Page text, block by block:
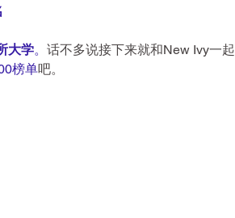
大学。 话不多说接下来就和New Ivy一起
榜单吧。